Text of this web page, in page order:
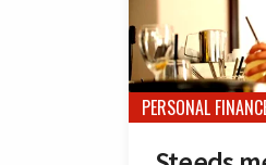
PERSONAL